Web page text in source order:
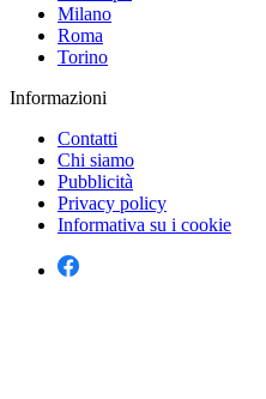
Milano
Roma
Torino
Informazioni
Contatti
Chi siamo
Pubblicità
Privacy policy
Informativa su i cookie